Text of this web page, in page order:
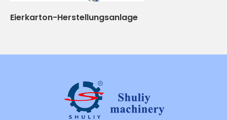
Eierkarton-Herstellungsanlage